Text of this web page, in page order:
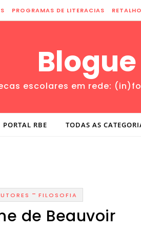
PROGRAMAS DE LITERACIAS
Blogue
escolares em rede:
PORTAL RBE TODAS AS
- FILOSOFIA
de Beauvoir